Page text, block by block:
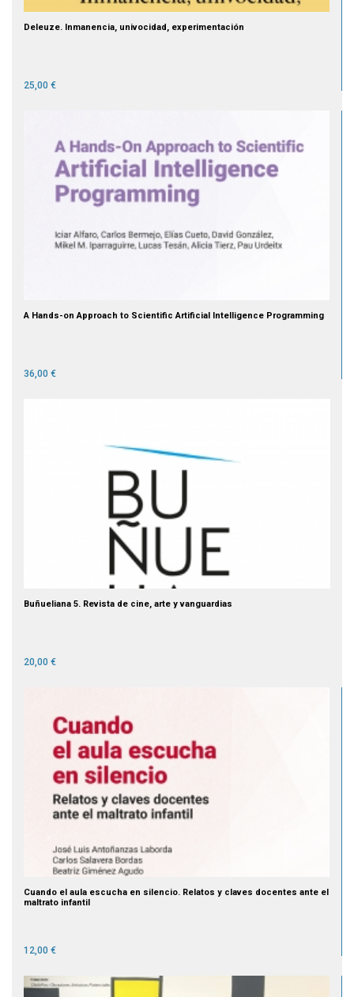
Deleuze. Inmanencia, univocidad, experimentación
25,00 €
A Hands-on Approach to Scientific Artificial Intelligence Programming
36,00 €
Buñueliana 5. Revista de cine, arte y vanguardias
20,00 €
Cuando el aula escucha en silencio. Relatos y claves docentes ante el
maltrato infantil
12,00 €